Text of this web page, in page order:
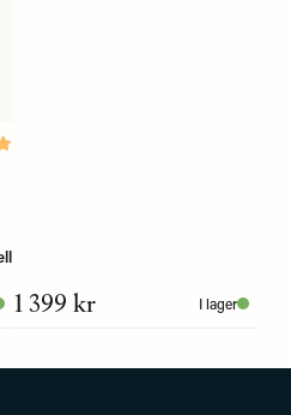
1 399 kr I lager